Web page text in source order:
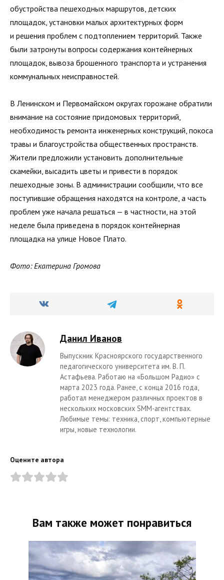
обустройства пешеходных маршрутов, детских
площадок, установки малых архитектурных форм
и решения проблем с подтоплением территорий. Также
были затронуты вопросы содержания контейнерных
площадок, вывоза брошенного транспорта и устранения
коммунальных неисправностей.
В Ленинском и Первомайском округах горожане обратили
внимание на состояние придомовых территорий,
необходимость ремонта инженерных конструкций, покоса
травы и благоустройства общественных пространств.
Жители предложили установить дополнительные
скамейки, высадить цветы и привести в порядок
пешеходные зоны. В администрации сообщили, что все
поступившие обращения находятся на контроле, а часть
проблем уже начала решаться — в частности, на этой
неделе была приведена в порядок контейнерная
площадка на улице Новое Плато.
Фото: Екатерина Громова
Данил Иванов
Выпускник Красноярского государственного
педагогического университета им. В. П.
Астафьева. Работаю на «Большом Радио» с
марта 2023 года. Ранее, с конца 2016 года,
работал менеджером различных проектов в
нескольких московских SMM-агентствах.
Любимые темы: техника, спорт, компьютерные
игры, новые технологии.
Оцените автора
Вам также может понравиться